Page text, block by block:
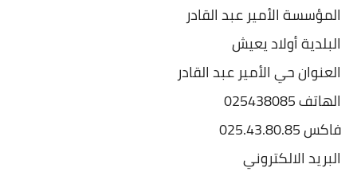
المؤسسة الأمير عبد القادر
البلدية أولاد يعيش
العنوان حي الأمير عبد القادر
الهاتف 025438085
فاكس 025.43.80.85
البريد الالكتروني